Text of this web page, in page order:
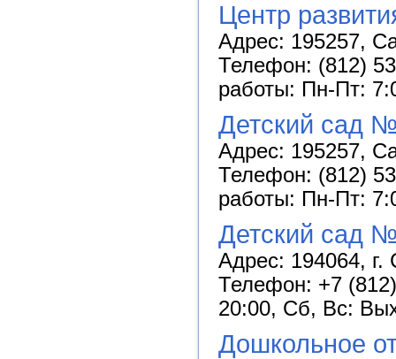
Центр
Адрес: 195257,
Телефон: (812)
работы: Пн-Пт:
Детский сад
Адрес: 195257,
Телефон: (812)
работы: Пн-Пт:
Детский сад
Адрес: 194064, г.
Телефон: +7
20:00, Сб, Вс:
Дошкольное